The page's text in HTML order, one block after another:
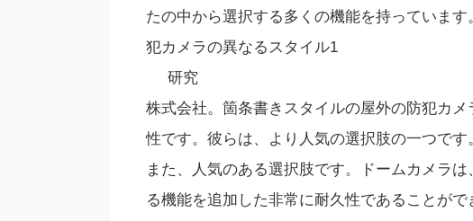
たの中から選択する多くの機能を持っていま
犯カメラの異なるスタイル1
研究
株式会社。箇条書きスタイルの屋外の防犯カ
性です。彼らは、より人気の選択肢の一つで
また、人気のある選択肢です。ドームカメラ
る機能を追加した非常に耐久性であることが